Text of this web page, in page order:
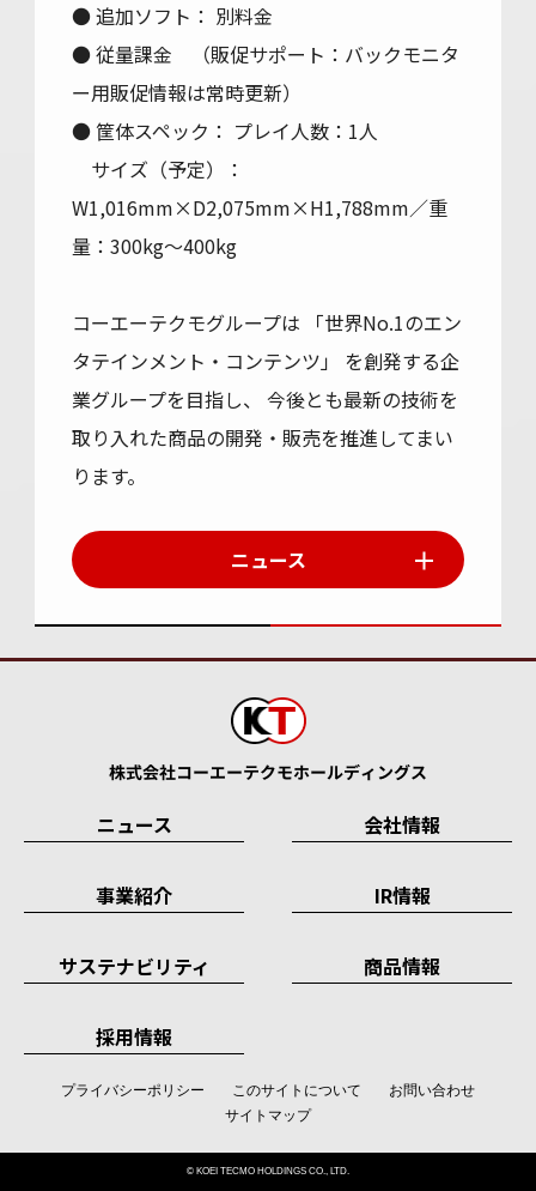
● 追加ソフト： 別料金
● 従量課金 （販促サポート：バックモニタ
ー用販促情報は常時更新）
● 筐体スペック： プレイ人数：1人
サイズ（予定）：
W1,016mm×D2,075mm×H1,788mm／重
量：300kg～400kg
コーエーテクモグループは 「世界No.1のエン
タテインメント・コンテンツ」 を創発する企
業グループを目指し、 今後とも最新の技術を
取り入れた商品の開発・販売を推進してまい
ります。
ニュース
ニュース 会社情報
事業紹介 IR情報
サステナビリティ 商品情報
採用情報
プライバシーポリシー このサイトについて
お問い合わせ
サイトマップ
© KOEI TECMO HOLDINGS CO., LTD.